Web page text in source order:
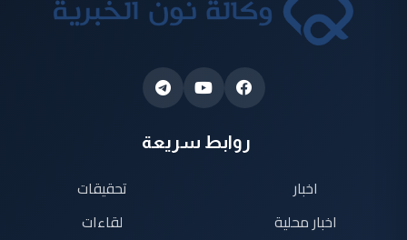
روابط سريعة
اخبار
اخبار محلية
تحقيقات
لقاءات